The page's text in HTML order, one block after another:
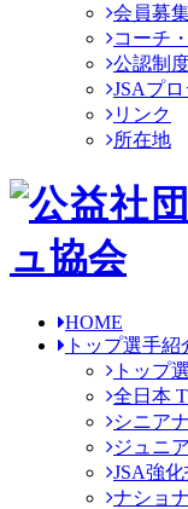
会員募
コーチ
公認制
JSAプ
リンク
所在地
HOME
トップ選手紹
トップ
全日本
シニア
ジュニ
JSA強
ナショ